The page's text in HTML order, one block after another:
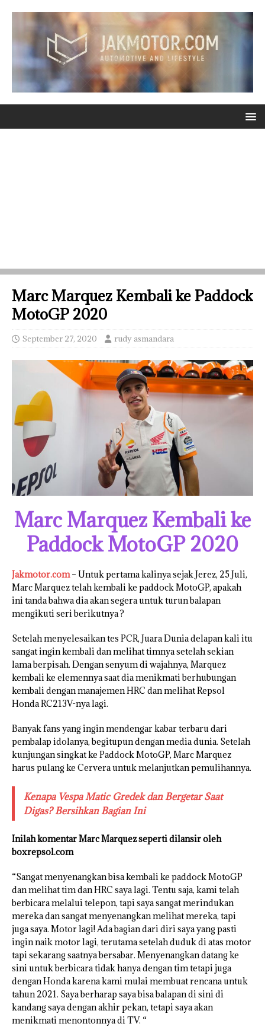
Marc Marquez Kembali ke Paddock
MotoGP 2020
September 27, 2020 rudy asmandara
Marc Marquez Kembali ke
Paddock MotoGP 2020
Jakmotor.com– Untuk pertama kalinya sejak Jerez, 25 Juli,
Marc Marquez telah kembali ke paddock MotoGP, apakah
ini tanda bahwa dia akan segera untuk turun balapan
mengikuti seri berikutnya ?
Setelah menyelesaikan tes PCR, Juara Dunia delapan kali itu
sangat ingin kembali dan melihat timnya setelah sekian
lama berpisah. Dengan senyum di wajahnya, Marquez
kembali ke elemennya saat dia menikmati berhubungan
kembali dengan manajemen HRC dan melihat Repsol
Honda RC213V-nya lagi.
Banyak fans yang ingin mendengar kabar terbaru dari
pembalap idolanya, begitupun dengan media dunia. Setelah
kunjungan singkat ke Paddock MotoGP, Marc Marquez
harus pulang ke Cervera untuk melanjutkan pemulihannya.
Kenapa Vespa Matic Gredek dan Bergetar Saat
Digas? Bersihkan Bagian Ini
Inilah komentar Marc Marquez seperti dilansir oleh
boxrepsol.com
“Sangat menyenangkan bisa kembali ke paddock MotoGP
dan melihat tim dan HRC saya lagi. Tentu saja, kami telah
berbicara melalui telepon, tapi saya sangat merindukan
mereka dan sangat menyenangkan melihat mereka, tapi
juga saya. Motor lagi! Ada bagian dari diri saya yang pasti
ingin naik motor lagi, terutama setelah duduk di atas motor
tapi sekarang saatnya bersabar. Menyenangkan datang ke
sini untuk berbicara tidak hanya dengan tim tetapi juga
dengan Honda karena kami mulai membuat rencana untuk
tahun 2021. Saya berharap saya bisa balapan di sini di
kandang saya dengan akhir pekan, tetapi saya akan
menikmati menontonnya di TV. “